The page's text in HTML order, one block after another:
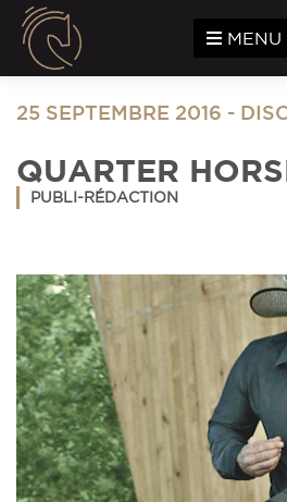
MENU
25 SEPTEMBRE 2016 -
QUARTER
PUBLI-RÉDACTION
Panneau de gestion des